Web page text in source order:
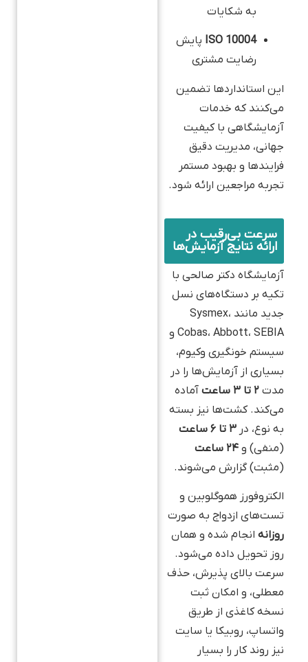
به شکایات
ISO 10004 پایش
رضایت مشتری
این استانداردها تضمین
می‌کنند که خدمات
آزمایشگاهی با کیفیت
جهانی، مدیریت دقیق
فرایندها و بهبود مستمر
تجربه مراجعین ارائه شود.
سرعت بی‌رقیب در
ارائه نتایج آزمایش‌ها
آزمایشگاه دکتر صالحی با
تکیه بر دستگاه‌های نسل
جدید مانند Sysmex،
Cobas، Abbott، SEBIA و
سیستم خونگیری وکیوم،
بسیاری از آزمایش‌ها را در
مدت ۲ تا ۳ ساعت
آماده
می‌کند. کشت‌ها نیز بسته
به نوع، در ۳ تا ۶ ساعت
(منفی) و ۲۴ ساعت
(مثبت) گزارش می‌شوند.
الکتروفورز هموگلوبین و
تست‌های ازدواج به صورت
روزانه انجام شده و همان
روز تحویل داده می‌شود.
سرعت بالای پذیرش، حذف
معطلی، و امکان ثبت
نسخه کاغذی از طریق
واتساپ، روبیکا یا سایت
نیز روند کار را بسیار